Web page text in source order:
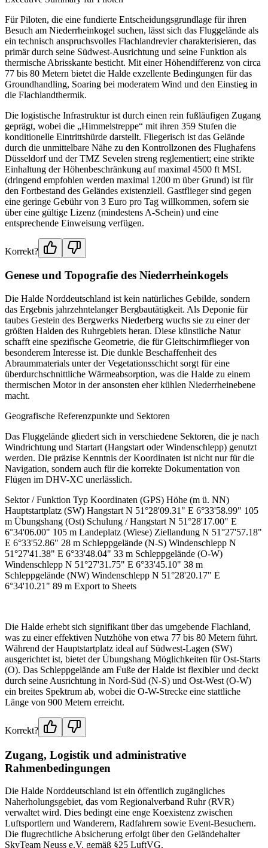
Für Piloten, die eine fundierte Entscheidungsgrundlage für ihren
Besuch am Niederrheinkogel suchen, lässt sich das Fluggelände als
ein technisch anspruchsvolles Flachlandrevier charakterisieren, das
primär durch seine Südwest-Ausrichtung und seine Funktion als
thermische Abrisskante besticht. Mit einer Höhendifferenz von circa
77 bis 80 Metern bietet die Halde exzellente Bedingungen für das
Groundhandling, Soaring bei moderatem Wind und den Einstieg in
die Flachlandthermik.
Die logistische Infrastruktur ist durch einen rein fußläufigen Zugang
geprägt, wobei die „Himmelstreppe“ mit ihren 359 Stufen die
konditionelle Eintrittshürde darstellt. Fliegerisch ist das Gelände
durch die unmittelbare Nähe zu den Kontrollzonen des Flughafens
Düsseldorf und der TMZ Sevelen streng reglementiert; eine strikte
Einhaltung der Höhenbeschränkung auf maximal 4500 ft MSL
(dringend empfohlen werden maximal 1200 m über Grund) ist für
den Fortbestand des Geländes existenziell. Gastflieger sind gegen
eine geringe Gebühr von 3 Euro pro Tag willkommen, sofern sie
über eine gültige Lizenz (mindestens A-Schein) und eine
entsprechende Einweisung verfügen.
Korrekt?
Genese und Topografie des Niederrheinkogels
Die Halde Norddeutschland ist kein natürliches Gebilde, sondern
das Ergebnis jahrzehntelanger Bergbautätigkeit. Als Deponie für
taubes Gestein des Bergwerks Niederberg wuchs sie zu einer der
größten Halden des Ruhrgebiets heran. Diese künstliche Natur
schafft eine spezifische Geometrie, die für Gleitschirmflieger von
besonderem Interesse ist. Die dunkle Beschaffenheit des
Abraummaterials unter der Vegetationsschicht sorgt für eine
überdurchschnittliche Wärmeabsorption, was die Halde zu einem
thermischen Motor in der ansonsten eher kühlen Niederrheinebene
macht.
Geografische Referenzpunkte und Sektoren
Das Fluggelände gliedert sich in verschiedene Sektoren, die je nach
Windrichtung und Startart (Hangstart oder Windenschlepp) genutzt
werden. Die präzise Kenntnis der Koordinaten ist nicht nur für die
Navigation, sondern auch für die korrekte Dokumentation von
Flügen im DHV-XC unerlässlich.
Sektor / Funktion Typ Koordinaten (GPS) Höhe (m ü. NN)
Hauptstartplatz (SW) Hangstart N 51°28'09.31" E 6°33'58.99" 105
m Übungshang (Ost) Schulung / Hangstart N 51°28'17.00" E
6°34'06.00" 105 m Landeplatz (Wiese) Ziellandung N 51°27'57.18"
E 6°33'52.86" 28 m Schleppgelände (N-S) Windenschlepp N
51°27'41.38" E 6°33'48.04" 33 m Schleppgelände (O-W)
Windenschlepp N 51°27'31.75" E 6°33'45.10" 38 m
Schleppgelände (NW) Windenschlepp N 51°28'20.17" E
6°34'10.21" 89 m Export to Sheets
Die Halde erhebt sich signifikant über das umgebende Flachland,
was zu einer effektiven Nutzhöhe von etwa 77 bis 80 Metern führt.
Während der Hauptstartplatz ideal auf Südwest-Lagen (SW)
ausgerichtet ist, bietet der Übungshang Möglichkeiten für Ost-Starts
(O). Das Schleppgelände am Fuße der Halde ist flexibler und deckt
durch seine Ausrichtung in Nord-Süd (N-S) und Ost-West (O-W)
ein breites Spektrum ab, wobei die O-W-Strecke eine stattliche
Länge von 900 Metern erreicht.
Korrekt?
Zugang, Logistik und administrative
Rahmenbedingungen
Die Halde Norddeutschland ist ein öffentlich zugängliches
Naherholungsgebiet, das vom Regionalverband Ruhr (RVR)
verwaltet wird. Dies bedingt eine enge Koexistenz zwischen
Luftsportlern und Wanderern, Radfahrern sowie Event-Besuchern.
Die flugrechtliche Absicherung erfolgt über den Geländehalter
SkyTeam Neuss e.V. gemäß §25 LuftVG.